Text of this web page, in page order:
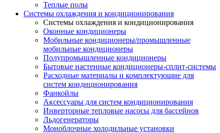
Теплые полы
Системы охлаждения и кондиционирования
Системы охлаждения и кондиционирования
Оконные кондиционеры
Мобильные кондиционеры/промышленные
мобильные кондиционеры
Полупромышленные кондиционеры
Бытовые настенные кондиционеры-сплит-системы
Расходные материалы и комплектующие для
систем кондиционирования
Фанкойлы
Аксессуары для систем кондиционирования
Инверторные тепловые насосы для бассейнов
Льдогенераторы
Моноблочные холодильные установки